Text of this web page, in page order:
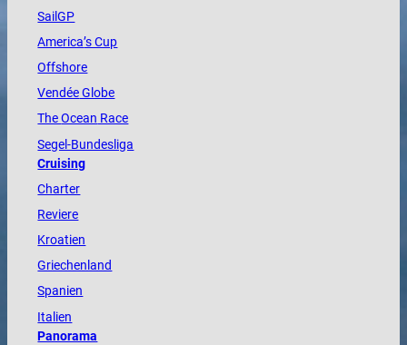
SailGP
America’s Cup
Offshore
VendéeGlobe
TheOcean Race
Segel-Bundesliga
Cruising
Charter
Reviere
Kroatien
Griechenland
Spanien
Italien
Panorama